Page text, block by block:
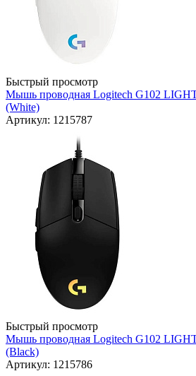
Быстрый просмотр
Мышь проводная Logitech G102
(White)
Артикул: 1215787
Быстрый просмотр
Мышь проводная Logitech G102
(Black)
Артикул: 1215786